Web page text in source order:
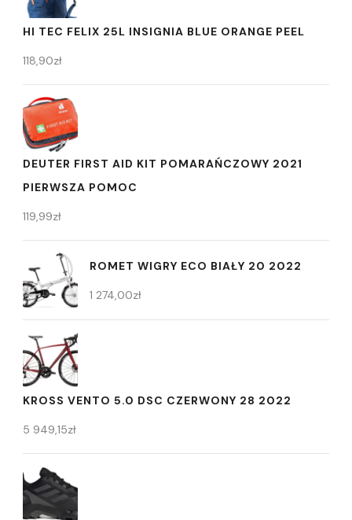
HI TEC FELIX 25L INSIGNIA BLUE ORANGE PEEL
118,90zł
DEUTER FIRST AID KIT POMARAŃCZOWY 2021
PIERWSZA POMOC
119,99zł
ROMET WIGRY ECO BIAŁY 20 2022
1 274,00zł
KROSS VENTO 5.0 DSC CZERWONY 28 2022
5 949,15zł